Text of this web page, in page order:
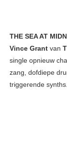
THE SEA AT
Vince Grant van
single opnieuw
zang, dofdiepe
triggerende synths.